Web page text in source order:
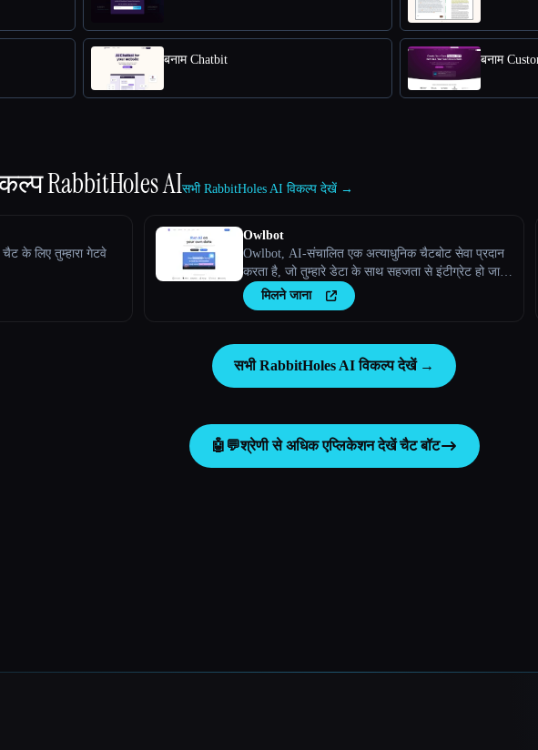
बनाम Chatbit बनाम
RabbitHoles AIसभी RabbitHoles AI विकल्प देखें →
के लिए तुम्हारा गेटवे
Owlbot
Owlbot, AI-संचालित एक अत्याधुनिक चैटबोट सेवा प्रदान
करता है, जो तुम्हारे डेटा के साथ सहजता से इंटीग्रेट हो जाती
है, ताकि तुम्हेंं, तुम्हारे ग्राहकों या तुम्हारी टीम को तुरंत
प्रतिसाद मिले।
मिलने जाना
सभी RabbitHoles AI विकल्प देखें →
🤖💬श्रेणी से अधिक एप्लिकेशन देखेंचैट बॉट